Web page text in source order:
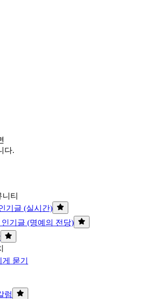
다.
티
기글 (실시간)
기글 (명예의 전당)
묻기
럼